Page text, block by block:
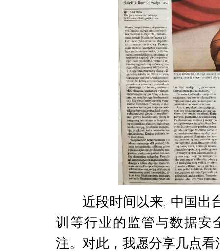
近段时间以来, 中国 出
训等行业的 监管与数据安
注。对此， 我愿分享几点看